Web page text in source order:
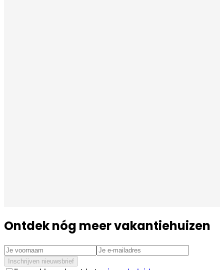
Ontdek nóg meer vakantiehuizen
Inschrijven nieuwsbrief